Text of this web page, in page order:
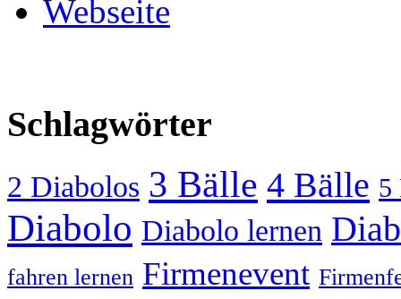
Webseite
Schlagwörter
2 Diabolos 3 Bälle 4 Bälle 5
Diabolo Diabolo lernen
fahren lernen Firmenevent